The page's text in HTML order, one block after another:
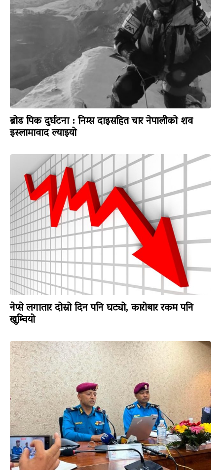
ब्रोड पिक दुर्घटना : निम्स दाइसहित चार नेपालीको शव
इस्लामावाद ल्याइयो
नेप्से लगातार दोस्रो दिन पनि घट्यो, कारोबार रकम पनि
खुम्चियो